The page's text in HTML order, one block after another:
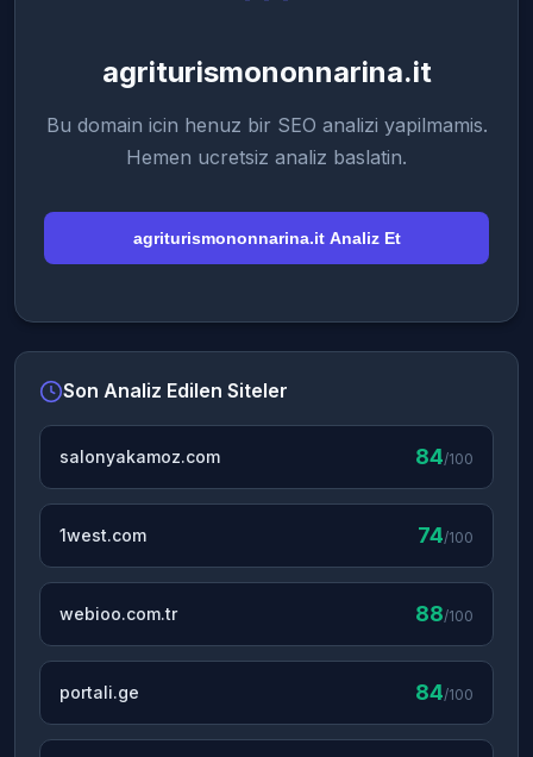
agriturismononnarina.it
Bu domain icin henuz bir SEO analizi yapilmamis.
Hemen ucretsiz analiz baslatin.
agriturismononnarina.it Analiz Et
Son Analiz Edilen Siteler
salonyakamoz.com 84/100
1west.com 74/100
webioo.com.tr 88/100
portali.ge 84/100